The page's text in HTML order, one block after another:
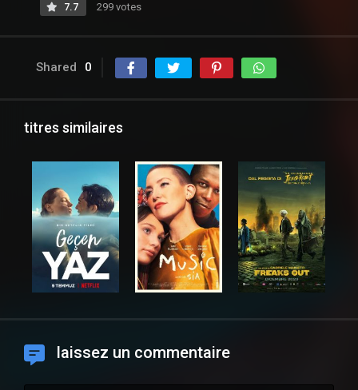
7.7 299 votes
Shared 0
titres similaires
laissez un commentaire